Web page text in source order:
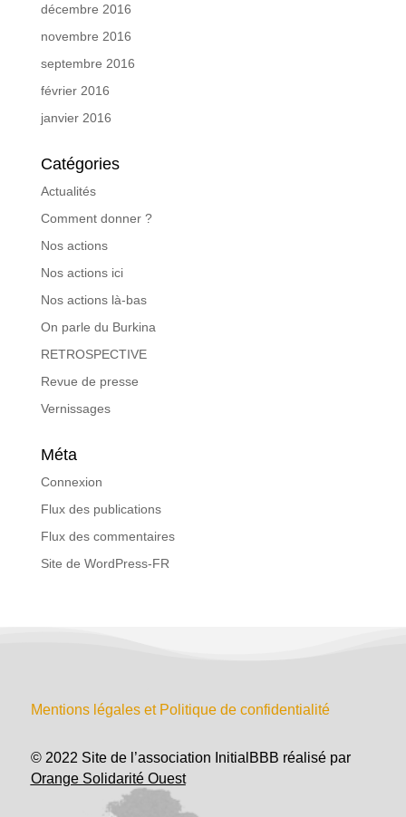
décembre 2016
novembre 2016
septembre 2016
février 2016
janvier 2016
Catégories
Actualités
Comment donner ?
Nos actions
Nos actions ici
Nos actions là-bas
On parle du Burkina
RETROSPECTIVE
Revue de presse
Vernissages
Méta
Connexion
Flux des publications
Flux des commentaires
Site de WordPress-FR
Mentions légales et Politique de confidentialité
© 2022 Site de l’association InitialBBB réalisé par
Orange Solidarité Ouest